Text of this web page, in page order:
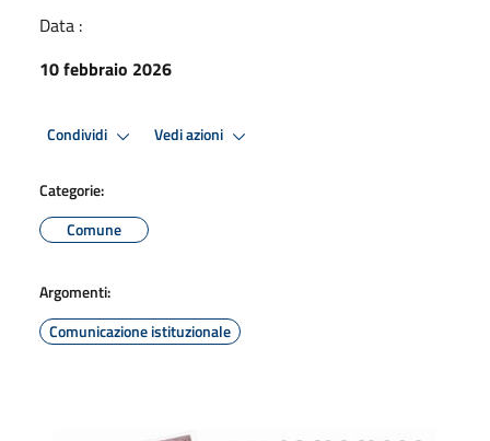
Data :
10 febbraio 2026
Condividi Vedi azioni
Categorie:
Comune
Argomenti:
Comunicazione istituzionale